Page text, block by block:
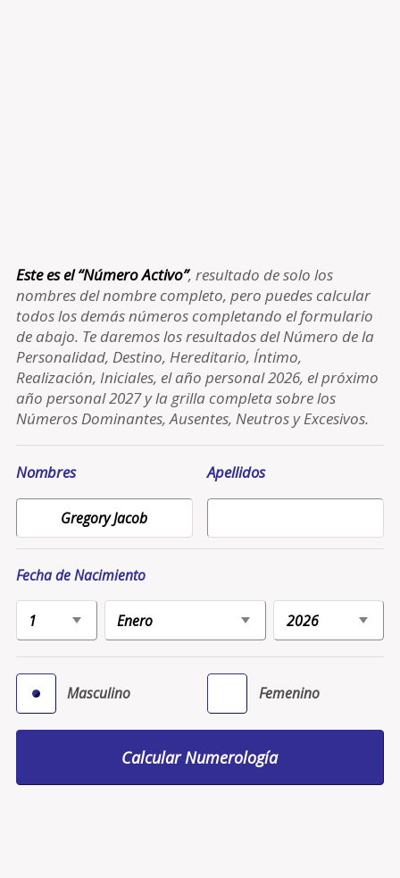
Este es el “Número Activo”, resultado de solo los
nombres del nombre completo, pero puedes calcular
todos los demás números completando el formulario
de abajo. Te daremos los resultados del Número de la
Personalidad, Destino, Hereditario, Íntimo,
Realización, Iniciales, el año personal 2026, el próximo
año personal 2027 y la grilla completa sobre los
Números Dominantes, Ausentes, Neutros y Excesivos.
Nombres Apellidos
Fecha de Nacimiento
Masculino Femenino